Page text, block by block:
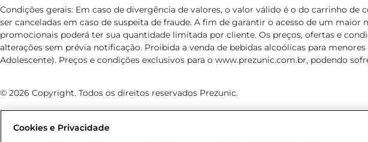
Condições gerais: Em caso de divergência de valores, o valor válido é o do carrinho
ser canceladas em caso de suspeita de fraude. A fim de garantir o acesso de um
promocionais poderá ter sua quantidade limitada por cliente. Os preços, ofertas e
alterações sem prévia notificação. Proibida a venda de bebidas alcoólicas para
Adolescente). Preços e condições exclusivos para o www.prezunic.com.br, podendo
© 2026 Copyright. Todos os direitos reservados Prezunic.
Cookies e Privacidade